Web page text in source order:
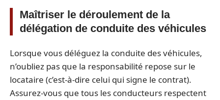
Maîtriser le déroulement de la
délégation de conduite des véhicules
Lorsque vous déléguez la conduite des véhicules,
n’oubliez pas que la responsabilité repose sur le
locataire (c’est-à-dire celui qui signe le contrat).
Assurez-vous que tous les conducteurs respectent